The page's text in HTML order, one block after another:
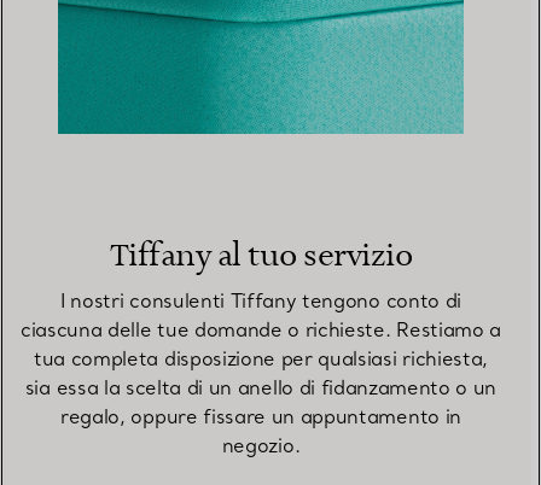
Tiffany al tuo servizio
I nostri consulenti Tiffany tengono conto di
ciascuna delle tue domande o richieste. Restiamo a
tua completa disposizione per qualsiasi richiesta,
sia essa la scelta di un anello di fidanzamento o un
regalo, oppure fissare un appuntamento in
negozio.